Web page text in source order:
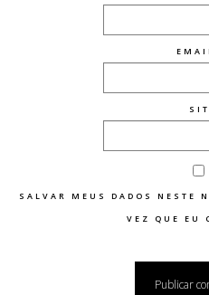
SALVAR MEUS DADOS NESTE
VEZ QUE EU